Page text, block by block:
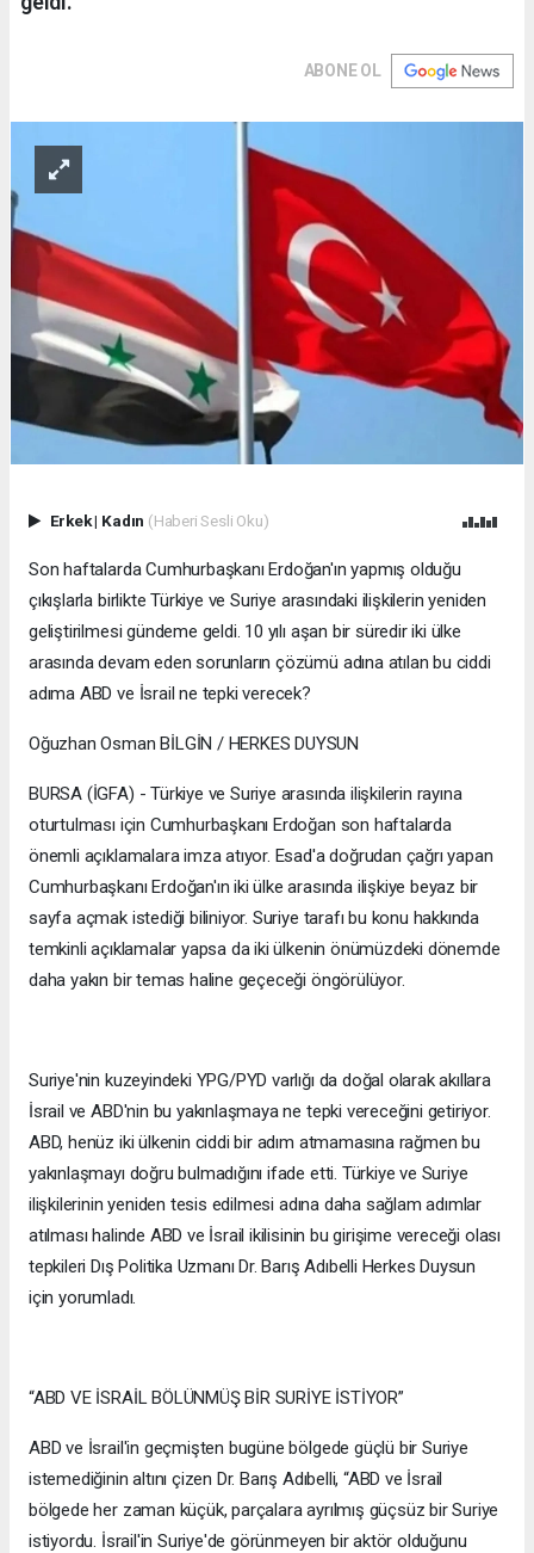
ABONE OL
Erkek| Kadın (Haberi Sesli Oku)
Son haftalarda Cumhurbaşkanı Erdoğan'ın yapmış olduğu
çıkışlarla birlikte Türkiye ve Suriye arasındaki ilişkilerin yeniden
geliştirilmesi gündeme geldi. 10 yılı aşan bir süredir iki ülke
arasında devam eden sorunların çözümü adına atılan bu ciddi
adıma ABD ve İsrail ne tepki verecek?
Oğuzhan Osman BİLGİN / HERKES DUYSUN
BURSA (İGFA) - Türkiye ve Suriye arasında ilişkilerin rayına
oturtulması için Cumhurbaşkanı Erdoğan son haftalarda
önemli açıklamalara imza atıyor. Esad'a doğrudan çağrı yapan
Cumhurbaşkanı Erdoğan'ın iki ülke arasında ilişkiye beyaz bir
sayfa açmak istediği biliniyor. Suriye tarafı bu konu hakkında
temkinli açıklamalar yapsa da iki ülkenin önümüzdeki dönemde
daha yakın bir temas haline geçeceği öngörülüyor.
Suriye'nin kuzeyindeki YPG/PYD varlığı da doğal olarak akıllara
İsrail ve ABD'nin bu yakınlaşmaya ne tepki vereceğini getiriyor.
ABD, henüz iki ülkenin ciddi bir adım atmamasına rağmen bu
yakınlaşmayı doğru bulmadığını ifade etti. Türkiye ve Suriye
ilişkilerinin yeniden tesis edilmesi adına daha sağlam adımlar
atılması halinde ABD ve İsrail ikilisinin bu girişime vereceği olası
tepkileri Dış Politika Uzmanı Dr. Barış Adıbelli Herkes Duysun
için yorumladı.
“ABD VE İSRAİL BÖLÜNMÜŞ BİR SURİYE İSTİYOR”
ABD ve İsrail'in geçmişten bugüne bölgede güçlü bir Suriye
istemediğinin altını çizen Dr. Barış Adıbelli, “ABD ve İsrail
bölgede her zaman küçük, parçalara ayrılmış güçsüz bir Suriye
istiyordu. İsrail'in Suriye'de görünmeyen bir aktör olduğunu